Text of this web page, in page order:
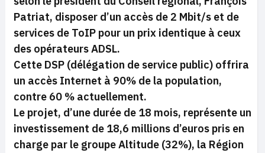
Patriat, disposer d’un accès de 2 Mbit/s et de
services de ToIP pour un prix identique à ceux
des opérateurs ADSL.
Cette DSP (délégation de service public) offrira
un accès Internet à 90% de la population,
contre 60 % actuellement.
Le projet, d’une durée de 18 mois, représente un
investissement de 18,6 millions d’euros pris en
charge par le groupe Altitude (32%), la Région